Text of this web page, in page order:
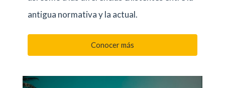
antigua normativa y la actual.
Conocer más